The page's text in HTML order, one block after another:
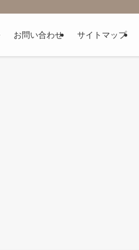
お問い合わせ サイトマップ